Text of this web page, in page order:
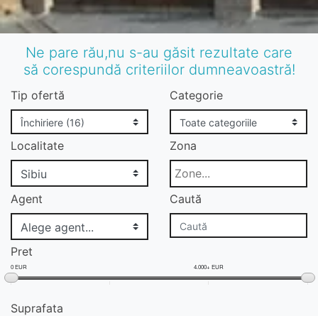
Ne pare rău,nu s-au găsit rezultate care
să corespundă criteriilor dumneavoastră!
Tip ofertă Categorie
Localitate Zona
Agent Caută
Pret
0 EUR 4.000+ EUR
Suprafata